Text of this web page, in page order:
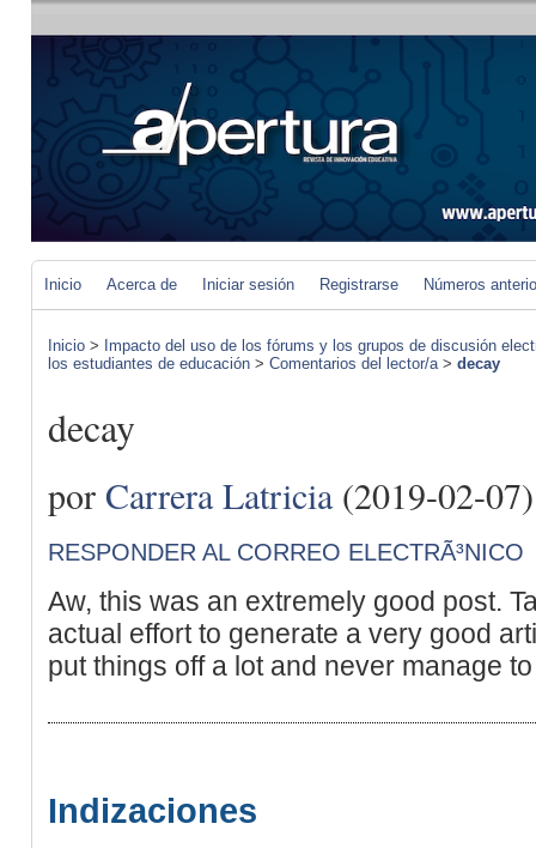
Inicio Acerca de Iniciar sesión Registrarse Números
Inicio > Impacto del uso de los fórums y los grupos de discusión
los estudiantes de educación > Comentarios del lector/a> decay
decay
por Carrera Latricia(2019-02-07)
RESPONDER AL CORREO ELECTRÃ³NICO
Aw, this was an extremely good post.
actual effort to generate a very good
put things off a lot and never manage
Indizaciones